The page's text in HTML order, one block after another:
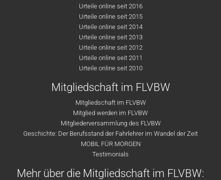
Urteile online seit 2016
Urteile online seit 2015
Urteile online seit 2014
Urteile online seit 2013
Urteile online seit 2012
Urteile online seit 2011
Urteile online seit 2010
Mitgliedschaft im FLVBW
Mitgliedschaft im FLVBW
Mitglied werden im FLVBW
Mitgliederversammlung des FLVBW
Geschichte: Der Berufsstand der Fahrlehrer im Wandel der Zeit
MOBIL FÜR MORGEN
Testimonials
Mehr über die Mitgliedschaft im FLVBW: